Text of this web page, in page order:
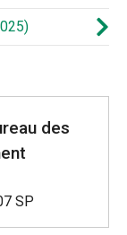
des
SP